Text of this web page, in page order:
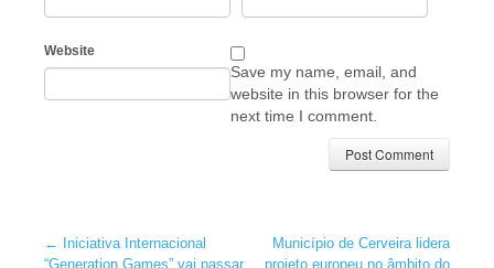
Website
Save my name, email, and
website in this browser for the
next time I comment.
←
Iniciativa Internacional
“Generation Games” vai passar
Município de Cerveira lidera
projeto europeu no âmbito do